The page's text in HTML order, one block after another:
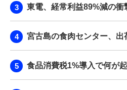
東電、経常利益89%減の衝
宮古島の食肉センター、出
食品消費税1%導入で何が